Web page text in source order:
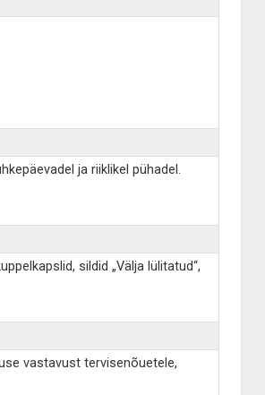
ja riiklikel pühadel.
sildid „Välja lülitatud“,
vastavust tervisenõuetele,